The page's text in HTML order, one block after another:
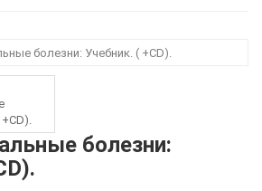
болезни: